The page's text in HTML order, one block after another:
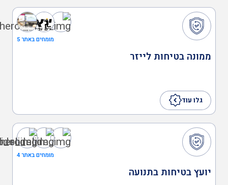
מומחים באתר 5
ממונה בטיחות לייזר
גלו עוד
מומחים באתר 4
יועץ בטיחות בתנועה